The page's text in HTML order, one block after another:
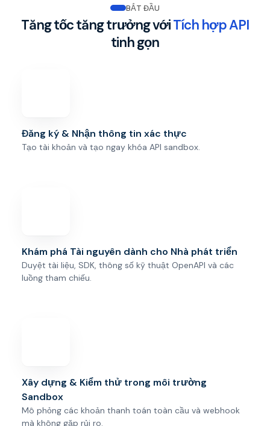
BẮT ĐẦU
Tăng tốc tăng trưởng vớiTích hợp API
tinh gọn
Đăng ký & Nhận thông tin xác thực
Tạo tài khoản và tạo ngay khóa API sandbox.
Khám phá Tài nguyên dành cho Nhà phát triển
Duyệt tài liệu, SDK, thông số kỹ thuật OpenAPI và các
luồng tham chiếu.
Xây dựng & Kiểm thử trong môi trường
Sandbox
Mô phỏng các khoản thanh toán toàn cầu và webhook
mà không gặp rủi ro.